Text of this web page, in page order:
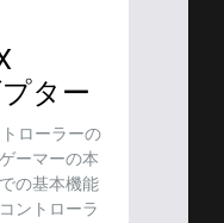
ター
ローラーの
ーマーの本
の基本機能
ントローラ